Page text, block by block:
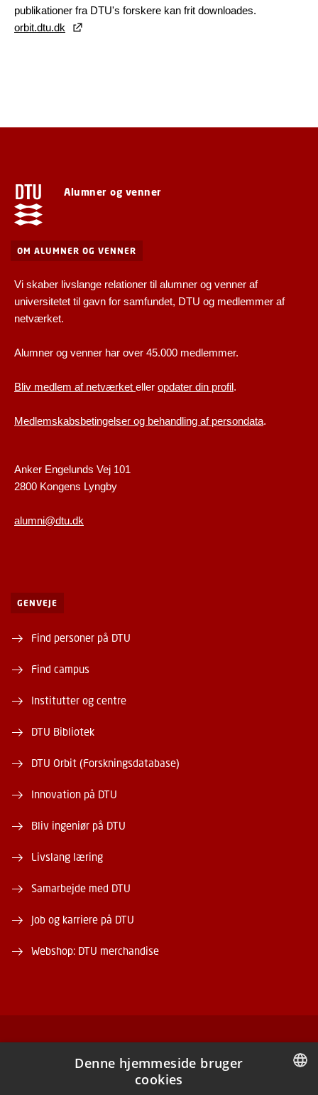
publikationer fra DTU's forskere kan frit downloades.
orbit.dtu.dk
Alumner og venner
OM ALUMNER OG VENNER
Vi skaber livslange relationer til alumner og venner af
universitetet til gavn for samfundet, DTU og medlemmer af
netværket.
Alumner og venner har over 45.000 medlemmer.
Bliv medlem af netværket eller opdater din profil.
Medlemskabsbetingelser og behandling af persondata.
Anker Engelunds Vej 101
2800 Kongens Lyngby
alumni@dtu.dk
GENVEJE
Find personer på DTU
Find campus
Institutter og centre
DTU Bibliotek
DTU Orbit (Forskningsdatabase)
Innovation på DTU
Bliv ingeniør på DTU
Livslang læring
Samarbejde med DTU
Job og karriere på DTU
Webshop: DTU merchandise
INSTAGRAM
Denne hjemmeside bruger
cookies